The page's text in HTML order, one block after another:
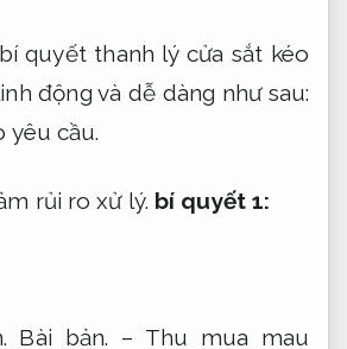
quyết thanh lý cửa sắt kéo
động và dễ dàng như sau:
yêu cầu.
rủi ro xử lý. bí quyết 1:
Bài bản. – Thu mua mau